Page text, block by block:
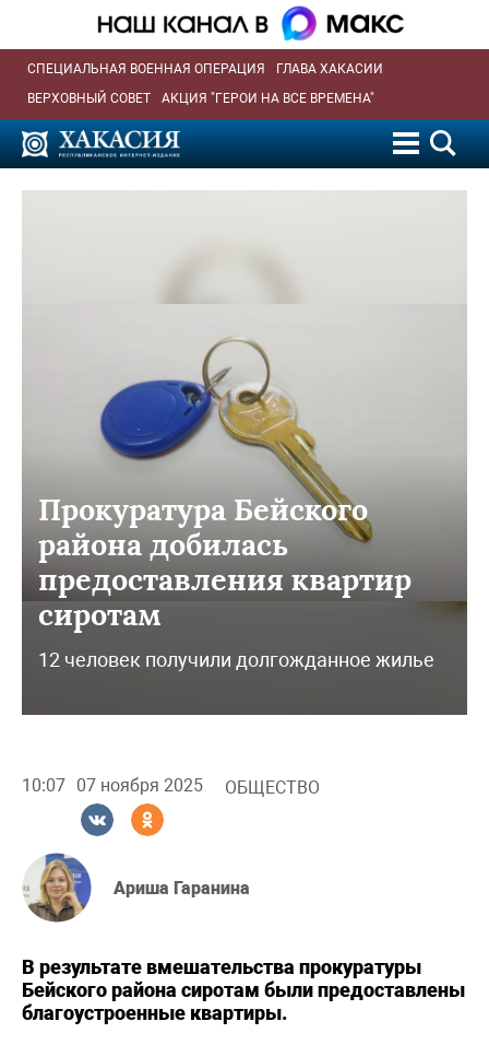
СПЕЦИАЛЬНАЯ ВОЕННАЯ ОПЕРАЦИЯ
ГЛАВА ХАКАСИИ
ВЕРХОВНЫЙ СОВЕТ
АКЦИЯ "ГЕРОИ НА ВСЕ ВРЕМЕНА"
Прокуратура Бейского
района добилась
предоставления квартир
сиротам
12 человек получили долгожданное жилье
10:07 07 ноября 2025 ОБЩЕСТВО
Ариша Гаранина
В результате вмешательства прокуратуры
Бейского района сиротам были предоставлены
благоустроенные квартиры.